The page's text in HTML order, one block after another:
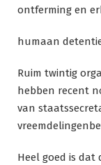
ontferming en
humaan
Ruim twintig
hebben recent
van
Heel goed is dat